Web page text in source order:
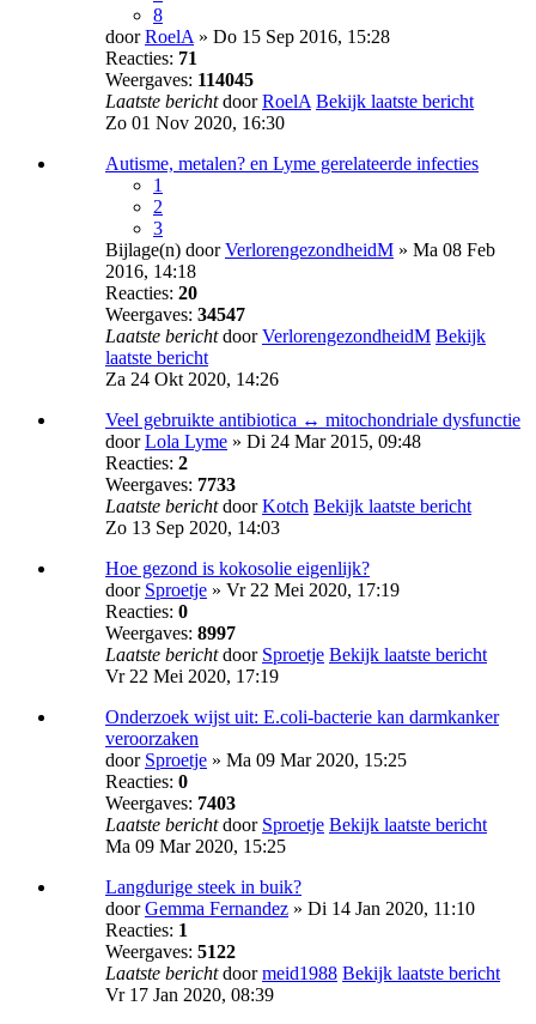
8
doorRoelA » Do 15 Sep 2016, 15:28
Reacties: 71
Weergaves: 114045
Laatste berichtdoorRoelA Bekijk laatste bericht
Zo 01 Nov 2020, 16:30
Autisme, metalen? en Lyme gerelateerde infecties
1
2
3
Bijlage(n) doorVerlorengezondheidM » Ma 08 Feb
2016, 14:18
Reacties: 20
Weergaves: 34547
Laatste berichtdoorVerlorengezondheidM Bekijk
laatste bericht
Za 24 Okt 2020, 14:26
Veel gebruikte antibiotica ↔ mitochondriale dysfunctie
doorLola Lyme » Di 24 Mar 2015, 09:48
Reacties: 2
Weergaves: 7733
Laatste berichtdoorKotch Bekijk laatste bericht
Zo 13 Sep 2020, 14:03
Hoe gezond is kokosolie eigenlijk?
door Sproetje » Vr 22 Mei 2020, 17:19
Reacties: 0
Weergaves: 8997
Laatste berichtdoor Sproetje Bekijk laatste bericht
Vr 22 Mei 2020, 17:19
Onderzoek wijst uit: E.coli-bacterie kan darmkanker
veroorzaken
door Sproetje » Ma 09 Mar 2020, 15:25
Reacties: 0
Weergaves: 7403
Laatste berichtdoor Sproetje Bekijk laatste bericht
Ma 09 Mar 2020, 15:25
Langdurige steek in buik?
doorGemma Fernandez » Di 14 Jan 2020, 11:10
Reacties: 1
Weergaves: 5122
Laatste berichtdoormeid1988 Bekijk laatste bericht
Vr 17 Jan 2020, 08:39